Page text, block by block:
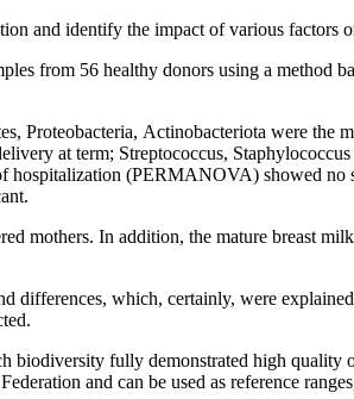
and identify the impact of various factors
from 56 healthy donors using a method
Proteobacteria, Actinobacteriota were the
at term; Streptococcus,
(PERMANOVA) showed
mothers. In addition, the mature breast
which, certainly, were
biodiversity fully demonstrated high
and can be used as reference